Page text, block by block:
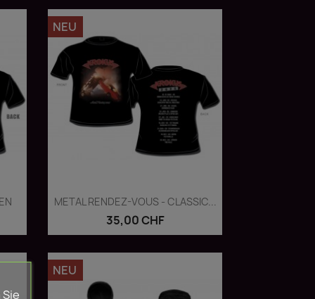
Vorschau
METAL RENDEZ-VOUS - CLASSIC...
35,00 CHF
NEU
NEU